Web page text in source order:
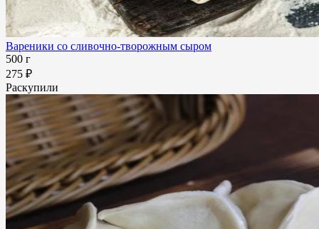
Вареники со сливочно-творожным сыром
500 г
275 ₽
Раскупили